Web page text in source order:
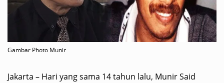
Gambar Photo Munir
Jakarta – Hari yang sama 14 tahun lalu, Munir Said